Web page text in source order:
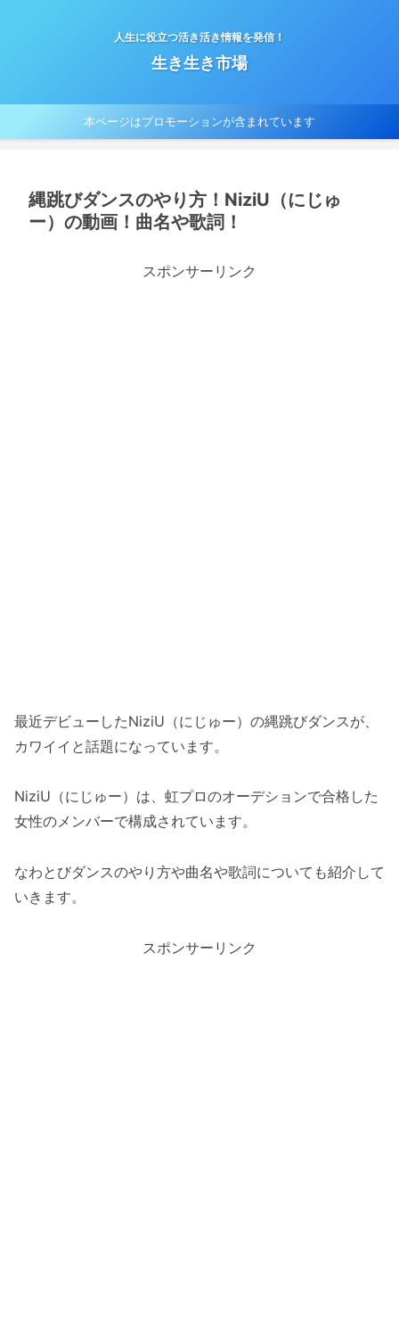
人生に役立つ活き活き情報を発信！
生き生き市場
本ページはプロモーションが含まれています
縄跳びダンスのやり方！NiziU（にじゅ
ー）の動画！曲名や歌詞！
スポンサーリンク
最近デビューしたNiziU（にじゅー）の縄跳びダンスが、
カワイイと話題になっています。
NiziU（にじゅー）は、虹プロのオーデションで合格した
女性のメンバーで構成されています。
なわとびダンスのやり方や曲名や歌詞についても紹介して
いきます。
スポンサーリンク